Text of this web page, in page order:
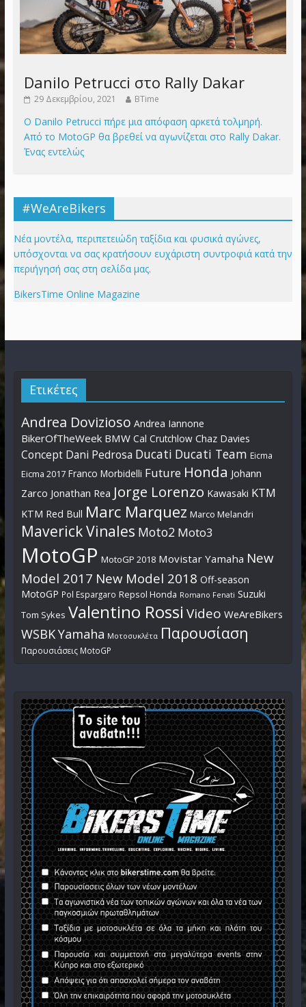
Danilo Petrucci στο Rally Dakar
29 Δεκεμβρίου, 2021 BTime
Ο Danilo Petrucci πήρε μια απόφαση αρκετά τολμηρή.
Από το MotoGP θα βρεθεί να αγωνίζεται στο Rally Dakar.
Ένας εντελώς
#WeAreBikers
Νέα μοντέλα, περιπετειώδη ταξίδια και φυσικά αγώνες,
υπόσχονται να σας κρατήσουν ευχάριστη συντροφιά κατά την
περιήγησή σας στη σελίδα μας.
BikersTime Online Magazine
Ετικέτες
Andrea Dovizioso Andrea Iannone
BikerOfTheWeek BMW Cal Crutchlow Chaz Davies
Concept Dani Pedrosa Ducati Ducati Team Eicma
Eicma 2017 Franco Morbidelli Future Honda Johann
Zarco Jonathan Rea Jorge Lorenzo Kawasaki KTM
KTM Red Bull Marc Marquez Marco Melandri
Maverick Vinales Moto2 Moto3
MotoGP MotoGP 2018 Movistar Yamaha New
Model 2017 New Model 2018 Off-season
MotoGP Pol Espargaro Repsol Honda Romano Fenati Suzuki
Tom Sykes Valentino Rossi Video WeAreBikers
WSBKYamaha Μοτοσυκλέτα Παρουσίαση
Παρουσιάσεις MotoGP